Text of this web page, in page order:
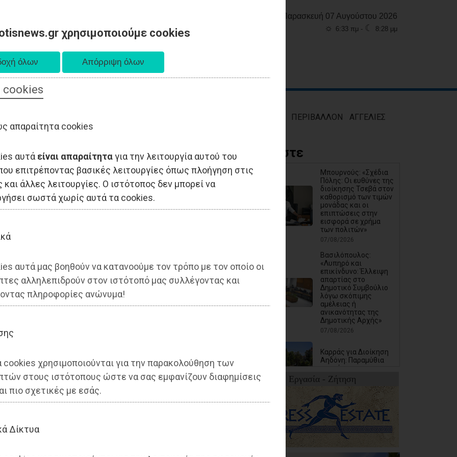
χρησιμοποιούμε cookies
απαραίτητα cookies
αυτά είναι απαραίτηταγια την λειτουργία αυτού του
επιτρέποντας βασικές λειτουργίες όπως πλοήγηση στις
και άλλες λειτουργίες. Ο ιστότοπος δεν μπορεί να
σωστά χωρίς αυτά τα cookies.
αυτά μας βοηθούν να κατανοούμε τον τρόπο με τον οποίο οι
αλληλεπιδρούν στον ιστότοπό μας συλλέγοντας και
πληροφορίες ανώνυμα!
cookies χρησιμοποιούνται για την παρακολούθηση των
στους ιστότοπους ώστε να σας εμφανίζουν διαφημίσεις
πιο σχετικές με εσάς.
Δίκτυα
Παρασκευή 07 Αυγούστου 2026
☼ 6:33 πμ - ☾ 8:28 μμ
ΠΕΡΙΒΑΛΛΟΝ ΑΓΓΕΛΙΕΣ
Σάββας Αραπκιλής - Ισχυρό
Μπουρνούς
Διαβάστε
Μπουρνούς: «Σχέδια
Πόλης: Οι ευθύνες της
διοίκησης Τσεβά στον
καθορισμό των τιμών
μονάδας και οι
επιπτώσεις στην
εισφορά σε χρήμα
των πολιτών»
07/08/2026
Βασιλόπουλος:
«Λυπηρό και
επικίνδυνο: Έλλειψη
απαρτίας στο
Δημοτικό Συμβούλιο
λόγω σκόπιμης
αμέλειας ή
ανικανότητας της
Δημοτικής Αρχής»
07/08/2026
Καρράς για Διοίκηση
Αηδόνη: Παραμύθια
και χάντρες προς
Ιθαγενείς... (photos)
07/08/2026
Χάρης Δούκας: Η
καλύτερή μου να
κατέβει για δήμαρχος
ο Μπακογιάννης
(video)
Εργασία - Ζήτηση